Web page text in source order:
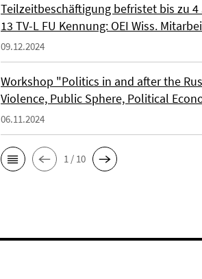
Teilzeitbeschäftigung befristet bis zu
13 TV-L FU Kennung: OEI Wiss.
09.12.2024
Workshop "Politics in and after the
Violence, Public Sphere, Political
06.11.2024
1 / 10